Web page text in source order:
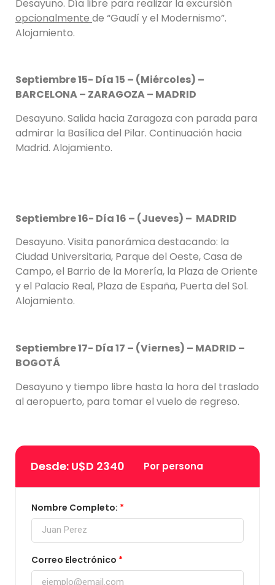
Desayuno. Día libre para realizar la excursión
opcionalmente de “Gaudí y el Modernismo”.
Alojamiento.
Septiembre 15- Día 15 – (Miércoles) –
BARCELONA – ZARAGOZA – MADRID
Desayuno. Salida hacia Zaragoza con parada para
admirar la Basílica del Pilar. Continuación hacia
Madrid. Alojamiento.
Septiembre 16- Día 16 – (Jueves) – MADRID
Desayuno. Visita panorámica destacando: la
Ciudad Universitaria, Parque del Oeste, Casa de
Campo, el Barrio de la Morería, la Plaza de Oriente
y el Palacio Real, Plaza de España, Puerta del Sol.
Alojamiento.
Septiembre 17- Día 17 – (Viernes) – MADRID –
BOGOTÁ
Desayuno y tiempo libre hasta la hora del traslado
al aeropuerto, para tomar el vuelo de regreso.
Desde: U$D 2340 Por persona
Nombre Completo:
Correo Electrónico